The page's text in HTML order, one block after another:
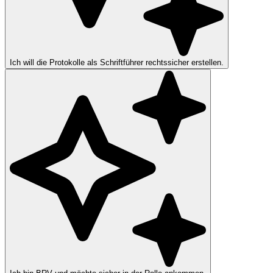
Ich will die Protokolle als Schriftführer rechtssicher erstellen.